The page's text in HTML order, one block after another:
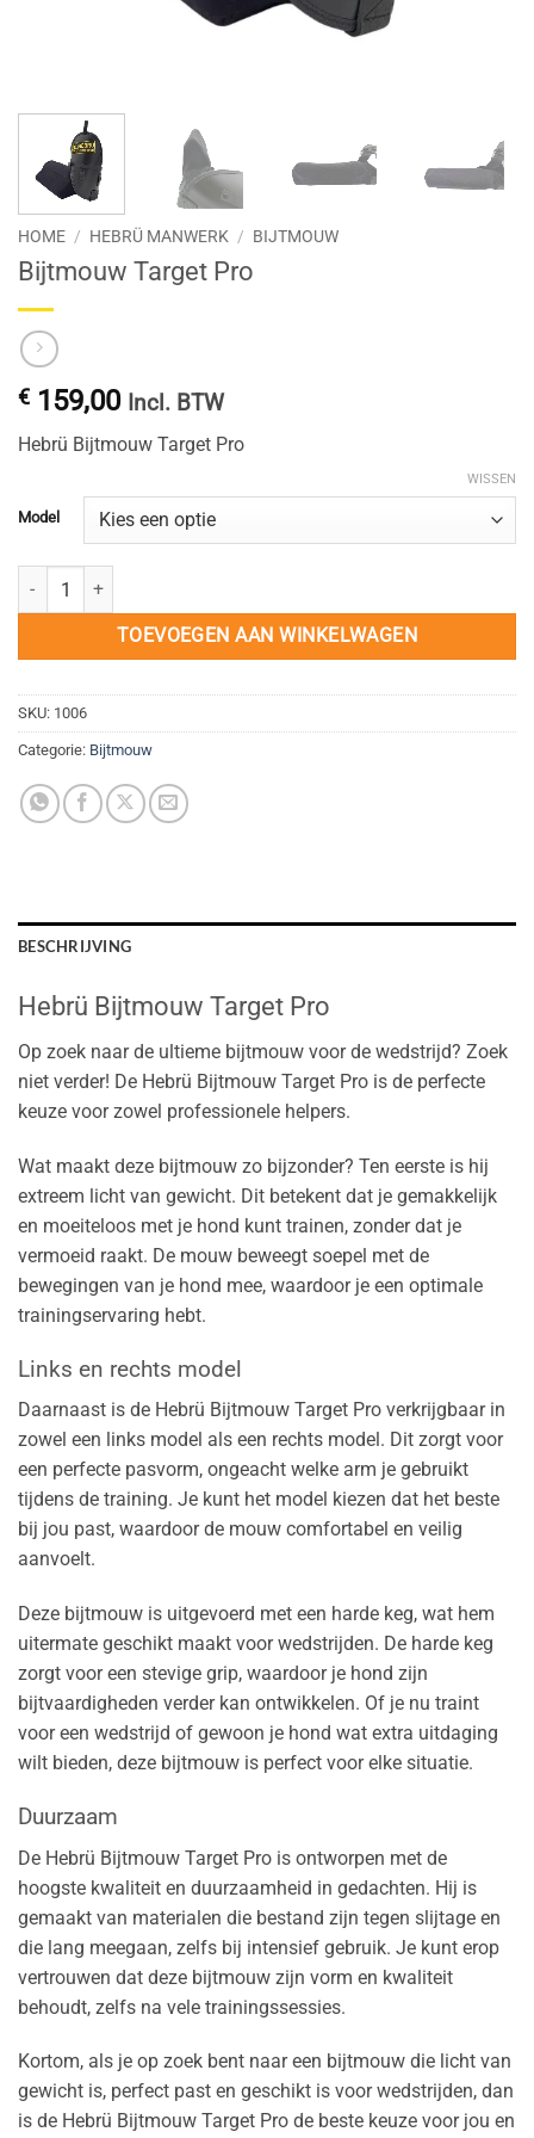
HOME / HEBRÜ MANWERK / BIJTMOUW
Bijtmouw Target Pro
€ 159,00 Incl. BTW
Hebrü Bijtmouw Target Pro
Model
WISSEN
Bijtmouw Target Pro aantal
TOEVOEGEN AAN WINKELWAGEN
SKU: 1006
Categorie: Bijtmouw
BESCHRIJVING
Hebrü Bijtmouw Target Pro
Op zoek naar de ultieme bijtmouw voor de wedstrijd? Zoek
niet verder! De Hebrü Bijtmouw Target Pro is de perfecte
keuze voor zowel professionele helpers.
Wat maakt deze bijtmouw zo bijzonder? Ten eerste is hij
extreem licht van gewicht. Dit betekent dat je gemakkelijk
en moeiteloos met je hond kunt trainen, zonder dat je
vermoeid raakt. De mouw beweegt soepel met de
bewegingen van je hond mee, waardoor je een optimale
trainingservaring hebt.
Links en rechts model
Daarnaast is de Hebrü Bijtmouw Target Pro verkrijgbaar in
zowel een links model als een rechts model. Dit zorgt voor
een perfecte pasvorm, ongeacht welke arm je gebruikt
tijdens de training. Je kunt het model kiezen dat het beste
bij jou past, waardoor de mouw comfortabel en veilig
aanvoelt.
Deze bijtmouw is uitgevoerd met een harde keg, wat hem
uitermate geschikt maakt voor wedstrijden. De harde keg
zorgt voor een stevige grip, waardoor je hond zijn
bijtvaardigheden verder kan ontwikkelen. Of je nu traint
voor een wedstrijd of gewoon je hond wat extra uitdaging
wilt bieden, deze bijtmouw is perfect voor elke situatie.
Duurzaam
De Hebrü Bijtmouw Target Pro is ontworpen met de
hoogste kwaliteit en duurzaamheid in gedachten. Hij is
gemaakt van materialen die bestand zijn tegen slijtage en
die lang meegaan, zelfs bij intensief gebruik. Je kunt erop
vertrouwen dat deze bijtmouw zijn vorm en kwaliteit
behoudt, zelfs na vele trainingssessies.
Kortom, als je op zoek bent naar een bijtmouw die licht van
gewicht is, perfect past en geschikt is voor wedstrijden, dan
is de Hebrü Bijtmouw Target Pro de beste keuze voor jou en